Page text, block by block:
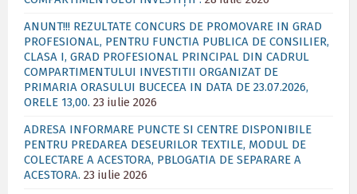
ANUNT!!! REZULTATE CONCURS DE PROMOVARE IN GRAD
PROFESIONAL, PENTRU FUNCTIA PUBLICA DE CONSILIER,
CLASA I, GRAD PROFESIONAL PRINCIPAL DIN CADRUL
COMPARTIMENTULUI INVESTITII ORGANIZAT DE
PRIMARIA ORASULUI BUCECEA IN DATA DE 23.07.2026,
ORELE 13,00. 23 iulie 2026
ADRESA INFORMARE PUNCTE SI CENTRE DISPONIBILE
PENTRU PREDAREA DESEURILOR TEXTILE, MODUL DE
COLECTARE A ACESTORA, PBLOGATIA DE SEPARARE A
ACESTORA. 23 iulie 2026